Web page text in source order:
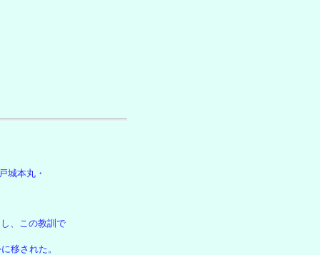
城本丸・
、この教訓で
移された。